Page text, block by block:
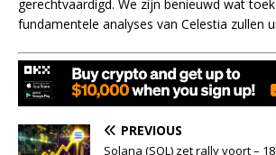
gerechtvaardigd. We zijn benieuwd wat
fundamentele analyses van Celestia zullen
PREVIOUS
Solana (SOL) zet rally voort –